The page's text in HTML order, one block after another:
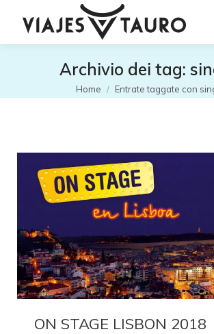
Archivio dei tag:
Tu sei qui:
Home Entrate taggate con
ON STAGE LISBON 2018